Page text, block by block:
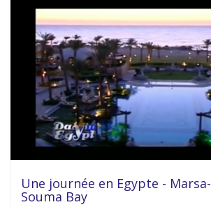
Une journée en Egypte -
Souma Bay